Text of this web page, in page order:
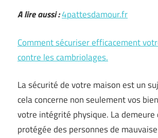
A lire aussi :4pattesdamour.fr
Comment sécuriser efficacement
contre les cambriolages.
La sécurité de votre maison est un
cela concerne non seulement vos
votre intégrité physique. La
protégée des personnes de